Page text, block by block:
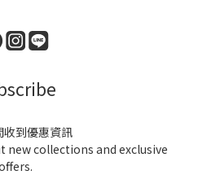
收到優惠資訊
collections and exclusive